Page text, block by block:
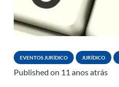
EVENTOS JURÍDICO JURÍDICO
Published on 11 anos atrás